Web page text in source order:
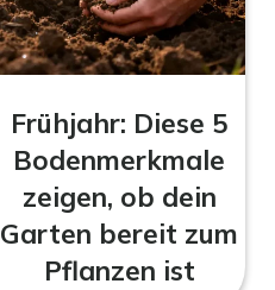
Frühjahr: Diese 5
Bodenmerkmale
zeigen, ob dein
Garten bereit zum
Pflanzen ist